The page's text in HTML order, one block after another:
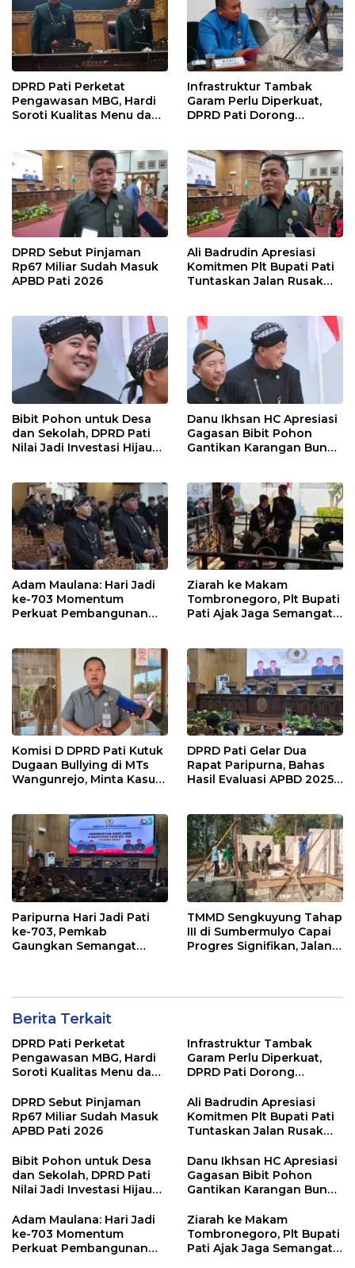
DPRD Pati Perketat
Pengawasan MBG, Hardi
Soroti Kualitas Menu dan
Infrastruktur Tambak
Garam Perlu Diperkuat,
DPRD Pati Dorong
DPRD Sebut Pinjaman
Rp67 Miliar Sudah Masuk
APBD Pati 2026
Ali Badrudin Apresiasi
Komitmen Plt Bupati Pati
Tuntaskan Jalan Rusak
Bibit Pohon untuk Desa
dan Sekolah, DPRD Pati
Nilai Jadi Investasi Hijau
Danu Ikhsan HC Apresiasi
Gagasan Bibit Pohon
Gantikan Karangan Bunga
Adam Maulana: Hari Jadi
ke-703 Momentum
Perkuat Pembangunan
Ziarah ke Makam
Tombronegoro, Plt Bupati
Pati Ajak Jaga Semangat
Berkualitas
Komisi D DPRD Pati Kutuk
Dugaan Bullying di MTs
Wangunrejo, Minta Kasus
DPRD Pati Gelar Dua
Rapat Paripurna, Bahas
Hasil Evaluasi APBD 2025
Paripurna Hari Jadi Pati
ke-703, Pemkab
Gaungkan Semangat
TMMD Sengkuyung Tahap
III di Sumbermulyo Capai
Progres Signifikan, Jalan
Berita Terkait
DPRD Pati Perketat
Pengawasan MBG, Hardi
Soroti Kualitas Menu dan
Infrastruktur Tambak
Garam Perlu Diperkuat,
DPRD Pati Dorong
Dukungan Lebih Serius
DPRD Sebut Pinjaman
Rp67 Miliar Sudah Masuk
APBD Pati 2026
Ali Badrudin Apresiasi
Komitmen Plt Bupati Pati
Tuntaskan Jalan Rusak
Bibit Pohon untuk Desa
dan Sekolah, DPRD Pati
Nilai Jadi Investasi Hijau
Danu Ikhsan HC Apresiasi
Gagasan Bibit Pohon
Gantikan Karangan Bunga
Adam Maulana: Hari Jadi
ke-703 Momentum
Perkuat Pembangunan
Ziarah ke Makam
Tombronegoro, Plt Bupati
Pati Ajak Jaga Semangat